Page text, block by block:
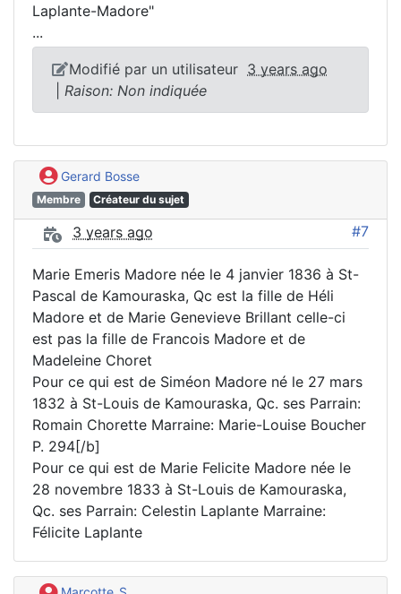
Laplante-Madore"
...
Modifié par un utilisateur 3 years ago
Raison: Non indiquée
Gerard Bosse
Membre Créateur du sujet
3 years ago #7
Marie Emeris Madore née le 4 janvier 1836 à St-
Pascal de Kamouraska, Qc est la fille de Héli
Madore et de Marie Genevieve Brillant celle-ci
est pas la fille de Francois Madore et de
Madeleine Choret
Pour ce qui est de Siméon Madore né le 27 mars
1832 à St-Louis de Kamouraska, Qc. ses Parrain:
Romain Chorette Marraine: Marie-Louise Boucher
P. 294[/b]
Pour ce qui est de Marie Felicite Madore née le
28 novembre 1833 à St-Louis de Kamouraska,
Qc. ses Parrain: Celestin Laplante Marraine:
Félicite Laplante